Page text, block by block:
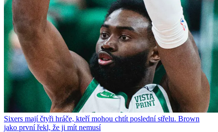
Sixers mají čtyři hráče, kteří mohou chtít poslední střelu. Brown
jako první řekl, že ji mít nemusí